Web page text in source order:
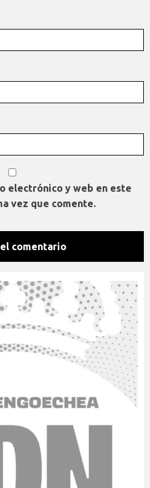
electrónico y web en este
vez que comente.